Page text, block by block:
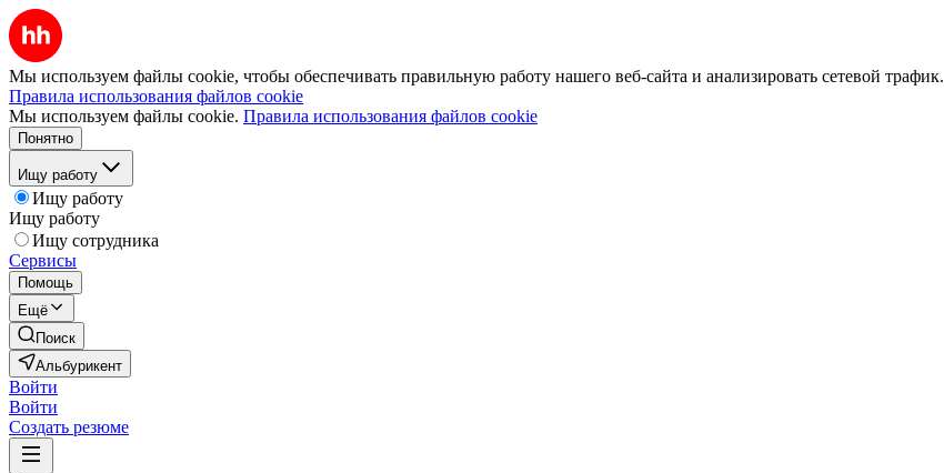
Мы используем файлы cookie, чтобы обеспечивать правильную работу нашего веб-сайта и анализировать сетевой трафик.
Правила использования файлов cookie
Мы используем файлы cookie. Правила использования файлов cookie
Понятно
Ищу работу
Ищу работу
Ищу работу
Ищу сотрудника
Сервисы
Помощь
Ещё
Поиск
Альбурикент
Войти
Войти
Создать резюме